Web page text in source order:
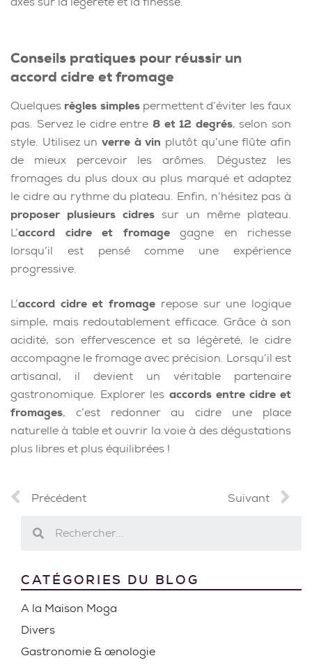
Conseils pratiques pour réussir un
accord cidre et fromage
Quelques règles simplespermettent d’éviter les faux
pas. Servez le cidre entre 8 et 12 degrés, selon son
style. Utilisez un verre à vin plutôt qu’une flûte afin
de mieux percevoir les arômes. Dégustez les
fromages du plus doux au plus marqué et adaptez
le cidre au rythme du plateau. Enfin, n’hésitez pas à
proposer plusieurs cidres sur un même plateau.
L’accord cidre et fromagegagne en richesse
lorsqu’il est pensé comme une expérience
progressive.
L’accord cidre et fromage repose sur une logique
simple, mais redoutablement efficace. Grâce à son
acidité, son effervescence et sa légèreté, le cidre
accompagne le fromage avec précision. Lorsqu’il est
artisanal, il devient un véritable partenaire
gastronomique. Explorer les accords entre cidre et
fromages, c’est redonner au cidre une place
naturelle à table et ouvrir la voie à des dégustations
plus libres et plus équilibrées !
Précédent Suivant
CATÉGORIES DU BLOG
A la Maison Moga
Divers
Gastronomie & œnologie